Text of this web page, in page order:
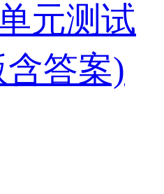
元测试
答案)